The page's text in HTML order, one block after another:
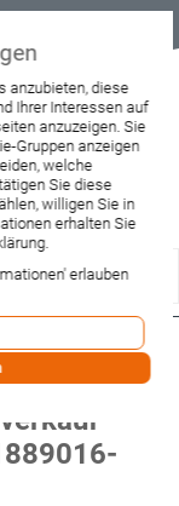
anzubieten, diese
Ihrer Interessen auf
anzuzeigen. Sie
Gruppen anzeigen
welche
Sie diese
willigen Sie in
erhalten Sie
erlauben